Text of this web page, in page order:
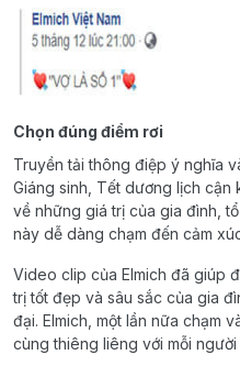
Chọn đúng điểm rơi
Truyền tải thông điệp ý nghĩa
Giáng sinh, Tết dương lịch cận
về những giá trị của gia đình,
này dễ dàng chạm đến cảm
Video clip của Elmich đã giúp
trị tốt đẹp và sâu sắc của gia
đại. Elmich, một lần nữa chạm
cùng thiêng liêng với mỗi